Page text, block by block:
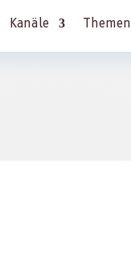
Kanäle Themen